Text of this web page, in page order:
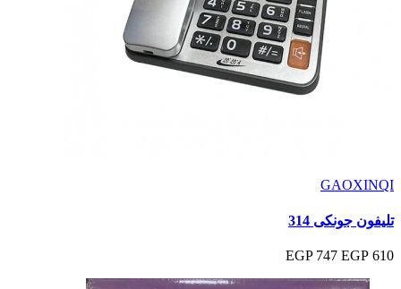
GAOXINQI
تليفون جونكى 314
610 EGP
747 EGP